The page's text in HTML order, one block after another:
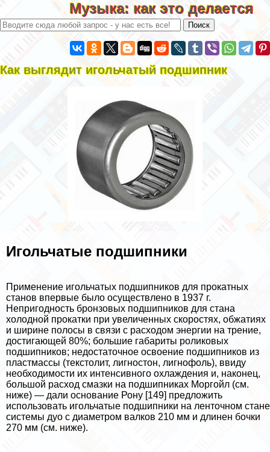
Музыка: как это делается
Как выглядит игольчатый подшипник
Игольчатые подшипники
Применение игольчатых подшипников для прокатных
станов впервые было осуществлено в 1937 г.
Непригодность бронзовых подшипников для стана
холодной прокатки при увеличенных скоростях, обжатиях
и ширине полосы в связи с расходом энергии на трение,
достигающей 80%; большие габариты роликовых
подшипников; недостаточное освое­ние подшипников из
пластмассы (текстолит, лигностон, лигнофоль), ввиду
необходимости их интенсивного охлаждения и, наконец,
большой расход смазки на подшипниках Моргойл (см.
ниже) — дали основание Рону [149] предложить
использовать игольчатые подшипники на ленточном стане
системы дуо с диаметром валков 210 мм и длинен бочки
270 мм (см. ниже).